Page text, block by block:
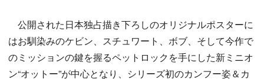
公開された日本独占描き下ろしのオリジナルポスターに
はお馴染みのケビン、スチュワート、ボブ、そして今作で
のミッションの鍵を握るペットロックを手にした新ミニオ
ン“オットー”が中心となり、シリーズ初のカンフー姿＆カ